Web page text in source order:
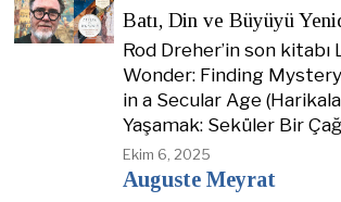
Batı, Din ve Büyüyü
Rod Dreher’in son kitabı
Wonder: Finding
in a Secular Age
Yaşamak: Seküler Bir
Ekim 6, 2025
Auguste Meyrat